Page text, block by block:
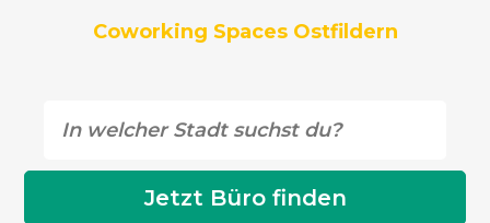
Coworking Spaces Ostfildern